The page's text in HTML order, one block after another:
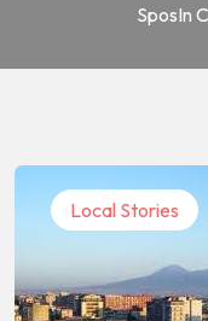
SposIn
Local Stories